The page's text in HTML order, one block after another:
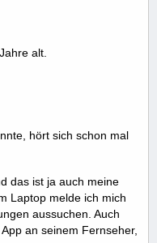
alt.
hört sich schon mal
das ist ja auch meine
Laptop melde ich mich
aussuchen. Auch
an seinem Fernseher,